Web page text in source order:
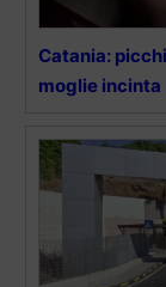
Catania:
moglie incinta